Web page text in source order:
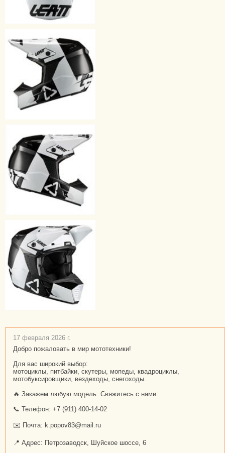
17 февраля 2026 г.
Добро пожаловать в мир мототехники!
Для вас широкий выбор:
мотоциклы, питбайки, скутеры, мопеды, квадроциклы,
мотобуксировщики, вездеходы, снегоходы.
🔥 Закажем любую модель. Свяжитесь с нами:
📞 Телефон: +7 (911) 400-14-02
✉️ Почта: k.popov83@mail.ru
📍 Адрес: Петрозаводск, Шуйское шоссе, 6